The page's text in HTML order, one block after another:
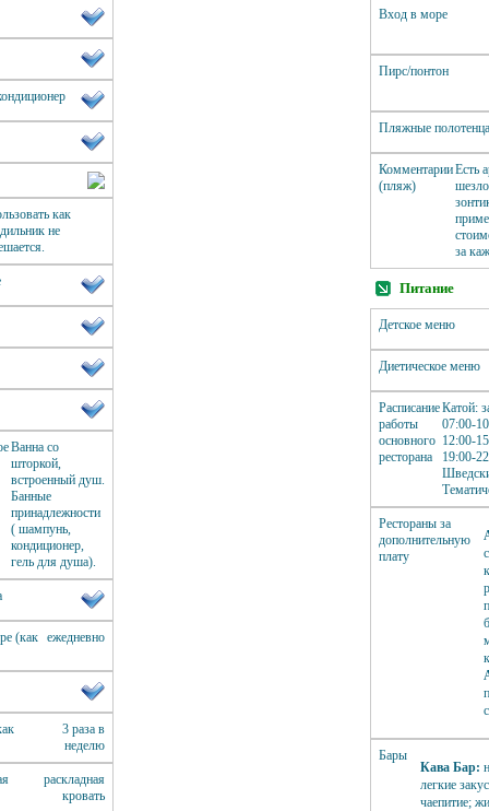
как
не
Ванна со
шторкой,
встроенный душ.
Банные
принадлежности
( шампунь,
кондиционер,
гель для душа).
(как ежедневно
3 раза в
неделю
раскладная
кровать
Вход в море
Пирс/понтон
Пляжные
Комментарии
(пляж)
Есть
за
Питание
Детское меню
Диетическое меню
Расписание
работы
основного
ресторана
Катой:
07:00-
12:00-
19:00-
Рестораны за
дополнительную
плату
Бары
Кава Бар:
легкие
чаепитие;